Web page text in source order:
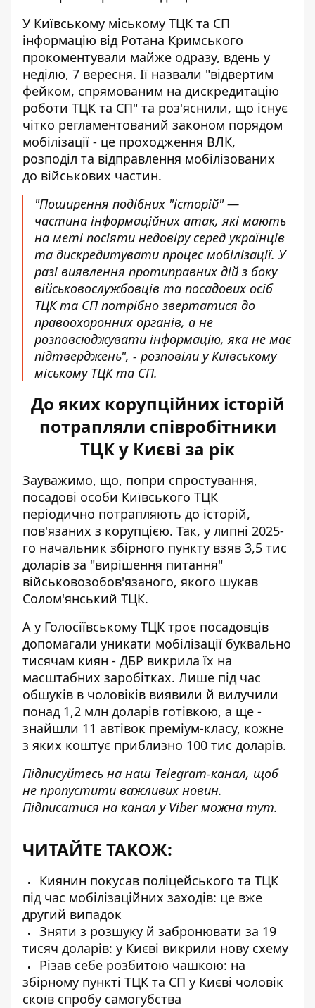
У Київському міському ТЦК та СП
інформацію від Ротана Кримського
прокоментували майже одразу, вдень у
неділю, 7 вересня. Її назвали "відвертим
фейком, спрямованим на дискредитацію
роботи ТЦК та СП" та роз'яснили, що існує
чітко регламентований законом порядом
мобілізації - це проходження ВЛК,
розподіл та відправлення мобілізованих
до військових частин.
"Поширення подібних "історій" —
частина інформаційних атак, які мають
на меті посіяти недовіру серед українців
та дискредитувати процес мобілізації. У
разі виявлення протиправних дій з боку
військовослужбовців та посадових осіб
ТЦК та СП потрібно звертатися до
правоохоронних органів, а не
розповсюджувати інформацію, яка не має
підтверджень", - розповіли у Київському
міському ТЦК та СП.
До яких корупційних історій
потрапляли співробітники
ТЦК у Києві за рік
Зауважимо, що, попри спростування,
посадові особи Київського ТЦК
періодично потрапляють до історій,
пов'язаних з корупцією. Так, у липні 2025-
го начальник збірного пункту взяв 3,5 тис
доларів за "вирішення питання"
військовозобов'язаного, якого шукав
Солом'янський ТЦК.
А у Голосіївському ТЦК троє посадовців
допомагали уникати мобілізації буквально
тисячам киян - ДБР викрила їх на
масштабних заробітках. Лише під час
обшуків в чоловіків виявили й вилучили
понад 1,2 млн доларів готівкою, а ще -
знайшли 11 автівок преміум-класу, кожне
з яких коштує приблизно 100 тис доларів.
Підписуйтесь на наш Telegram-канал, щоб
не пропустити важливих новин.
Підписатися на канал у Viber можна тут.
ЧИТАЙТЕ ТАКОЖ:
Киянин покусав поліцейського та ТЦК
під час мобілізаційних заходів: це вже
другий випадок
Зняти з розшуку й забронювати за 19
тисяч доларів: у Києві викрили нову схему
Різав себе розбитою чашкою: на
збірному пункті ТЦК та СП у Києві чоловік
скоїв спробу самогубства